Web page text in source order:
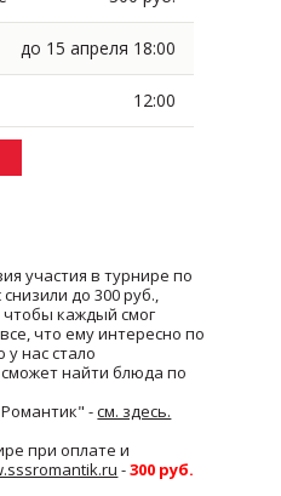
до 15 апреля 18:00
12:00
участия в турнире по
до 300 руб.,
каждый смог
что ему интересно по
нас стало
найти блюда по
-см. здесь.
при оплате и
-300 руб.